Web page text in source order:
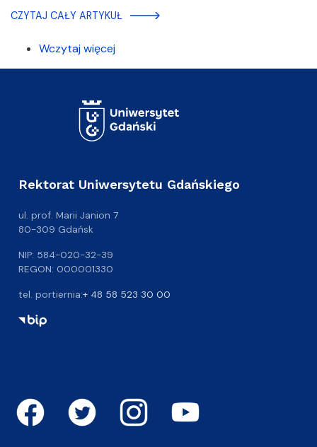
CZYTAJ CAŁY ARTYKUŁ
Wczytaj więcej
Rektorat Uniwersytetu Gdańskiego
ul. prof. Marii Janion 7
80-309 Gdańsk
NIP: 584-020-32-39
REGON: 000001330
tel. portiernia:+ 48 58 523 30 00